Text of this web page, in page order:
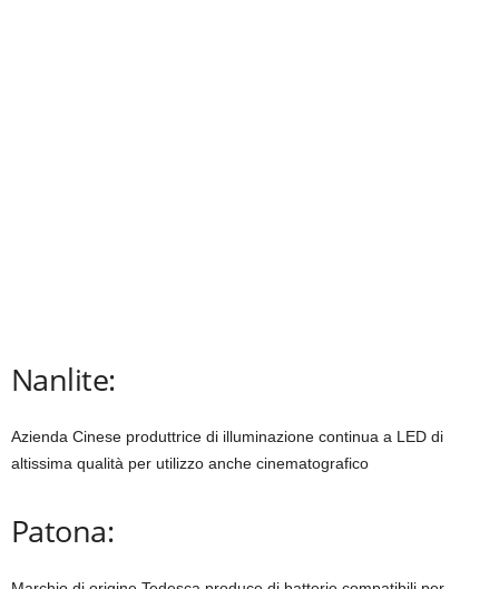
Nanlite:
Azienda Cinese produttrice di illuminazione continua a LED di
altissima qualità per utilizzo anche cinematografico
Patona: